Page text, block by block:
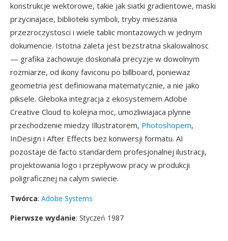
konstrukcje wektorowe, takie jak siatki gradientowe, maski
przycinajace, biblioteki symboli, tryby mieszania
przezroczystosci i wiele tablic montazowych w jednym
dokumencie. Istotna zaleta jest bezstratna skalowalnosc
— grafika zachowuje doskonala precyzje w dowolnym
rozmiarze, od ikony faviconu po billboard, poniewaz
geometria jest definiowana matematycznie, a nie jako
piksele. Głeboka integracja z ekosystemem Adobe
Creative Cloud to kolejna moc, umozliwiajaca plynne
przechodzenie miedzy Illustratorem, Photoshopem,
InDesign i After Effects bez konwersji formatu. AI
pozostaje de facto standardem profesjonalnej ilustracji,
projektowania logo i przepływow pracy w produkcji
poligraficznej na calym swiecie.
Twórca: Adobe Systems
Pierwsze wydanie: Styczeń 1987